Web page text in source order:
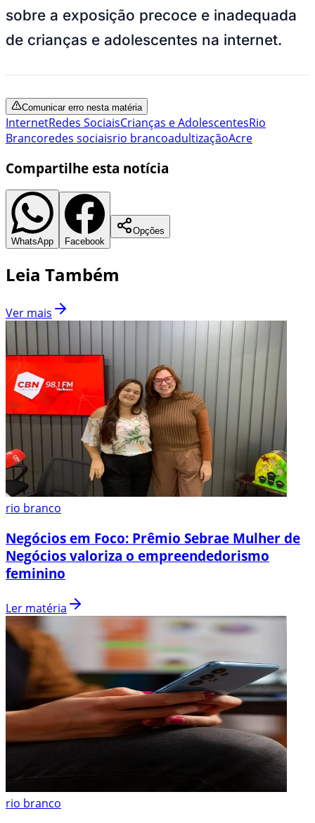
sobre a exposição precoce e inadequada
de crianças e adolescentes na internet.
Comunicar erro nesta matéria
InternetRedes SociaisCrianças e AdolescentesRio
Brancoredes sociaisrio brancoadultizaçãoAcre
Compartilhe esta notícia
WhatsApp Facebook
Opções
Leia Também
Ver mais
rio branco
Negócios em Foco: Prêmio Sebrae Mulher de
Negócios valoriza o empreendedorismo
feminino
Ler matéria
rio branco